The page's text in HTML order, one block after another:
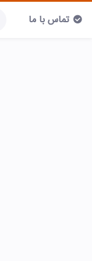
تماس با ما